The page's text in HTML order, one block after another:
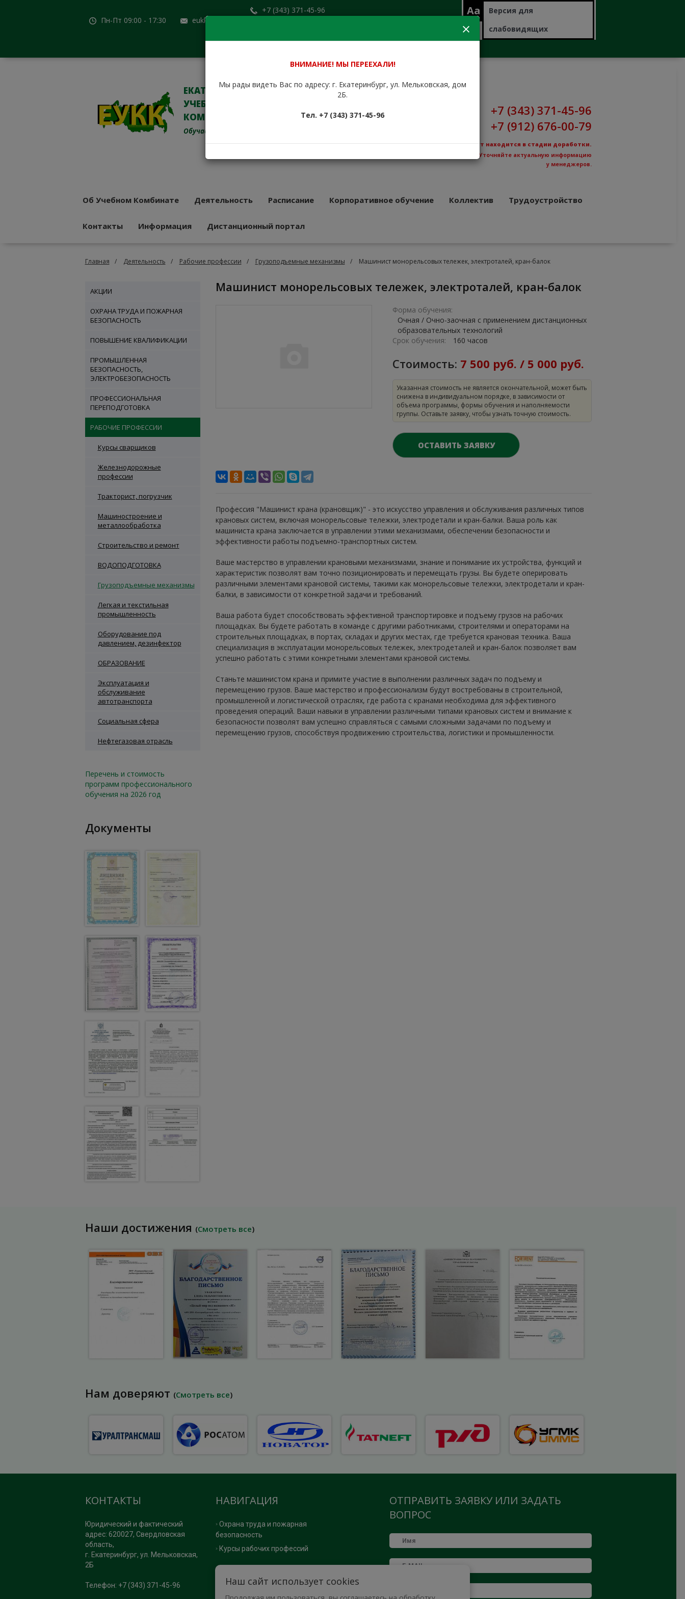
Пн-Пт 09:00 - 17:30 eukk@mail.ru
+7 (343) 371-45-96
Aa
Версия для
слабовидящих
ЕКАТЕРИНБУРГСКИЙ
УЧЕБНО-КУРСОВОЙ
КОМБИНАТ
Обучаем с 1943 года
+7 (343) 371-45-96
+7 (912) 676-00-79
Сайт находится в стадии доработки.
Уточняйте актуальную информацию
у менеджеров.
Об Учебном Комбинате Деятельность Расписание Корпоративное обучение Коллектив Трудоустройство
Контакты Информация Дистанционный портал
Главная Деятельность Рабочие профессии Грузоподъемные механизмы Машинист монорельсовых тележек, электроталей, кран-балок
АКЦИИ
ОХРАНА ТРУДА И ПОЖАРНАЯ
БЕЗОПАСНОСТЬ
ПОВЫШЕНИЕ КВАЛИФИКАЦИИ
ПРОМЫШЛЕННАЯ
БЕЗОПАСНОСТЬ,
ЭЛЕКТРОБЕЗОПАСНОСТЬ
ПРОФЕССИОНАЛЬНАЯ
ПЕРЕПОДГОТОВКА
РАБОЧИЕ ПРОФЕССИИ
Курсы сварщиков
Железнодорожные
профессии
Тракторист, погрузчик
Машиностроение и
металлообработка
Строительство и ремонт
ВОДОПОДГОТОВКА
Грузоподъемные механизмы
Легкая и текстильная
промышленность
Оборудование под
давлением, дезинфектор
ОБРАЗОВАНИЕ
Эксплуатация и
обслуживание
автотранспорта
Социальная сфера
Нефтегазовая отрасль
Перечень и стоимость
программ профессионального
обучения на 2026 год
Документы
Машинист монорельсовых тележек, электроталей, кран-балок
Форма обучения:
Очная / Очно-заочная с применением дистанционных
образовательных технологий
Срок обучения:
160 часов
Стоимость: 7 500 руб. / 5 000 руб.
Указанная стоимость не является окончательной, может быть
снижена в индивидуальном порядке, в зависимости от
объема программы, формы обучения и наполняемости
группы. Оставьте заявку, чтобы узнать точную стоимость.
ОСТАВИТЬ ЗАЯВКУ
Профессия "Машинист крана (крановщик)" - это искусство управления и обслуживания различных типов
крановых систем, включая монорельсовые тележки, электродетали и кран-балки. Ваша роль как
машиниста крана заключается в управлении этими механизмами, обеспечении безопасности и
эффективности работы подъемно-транспортных систем.
Ваше мастерство в управлении крановыми механизмами, знание и понимание их устройства, функций и
характеристик позволят вам точно позиционировать и перемещать грузы. Вы будете оперировать
различными элементами крановой системы, такими как монорельсовые тележки, электродетали и кран-
балки, в зависимости от конкретной задачи и требований.
Ваша работа будет способствовать эффективной транспортировке и подъему грузов на рабочих
площадках. Вы будете работать в команде с другими работниками, строителями и операторами на
строительных площадках, в портах, складах и других местах, где требуется крановая техника. Ваша
специализация в эксплуатации монорельсовых тележек, электродеталей и кран-балок позволяет вам
успешно работать с этими конкретными элементами крановой системы.
Станьте машинистом крана и примите участие в выполнении различных задач по подъему и
перемещению грузов. Ваше мастерство и профессионализм будут востребованы в строительной,
промышленной и логистической отраслях, где работа с кранами необходима для эффективного
проведения операций. Ваши навыки в управлении различными типами крановых систем и внимание к
безопасности позволят вам успешно справляться с самыми сложными задачами по подъему и
перемещению грузов, способствуя продвижению строительства, логистики и промышленности.
Наши достижения (Смотреть все)
Нам доверяют (Смотреть все)
ОТПРАВИТЬ ЗАЯВКУ ИЛИ ЗАДАТЬ
ВОПРОС
НАВИГАЦИЯ
Охрана труда и пожарная
безопасность
Курсы рабочих профессий
ПОМОЩЬ
КОНТАКТЫ
Юридический и фактический
адрес: 620027, Свердловская
область,
г. Екатеринбург, ул. Мельковская,
2Б
Телефон: +7 (343) 371-45-96
ВНИМАНИЕ! МЫ ПЕРЕЕХАЛИ!
Мы рады видеть Вас по адресу: г. Екатеринбург, ул. Мельковская, дом
2Б.
Тел. +7 (343) 371-45-96
Наш сайт использует cookies